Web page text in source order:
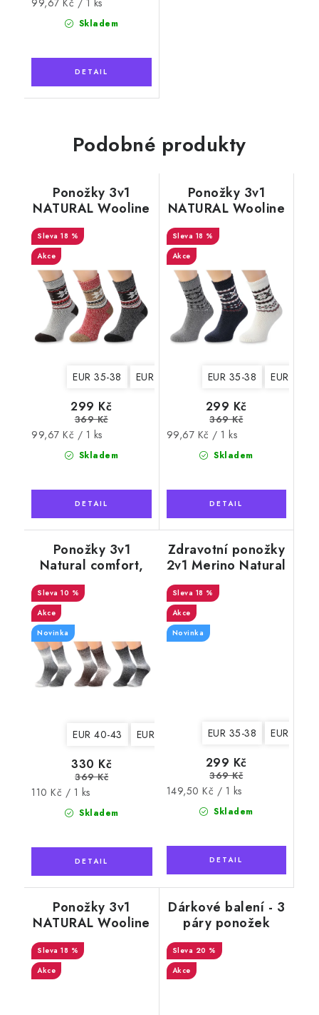
Skladem
99,67 Kč / 1 ks
Podobné produkty
Ponožky 3v1
NATURAL Wooline
Wool 8, dámské
18 %
Akce
EUR 35-38 EUR 39-42
Skladem
299 Kč
369 Kč
Měrná
99,67 Kč / 1 ks
Ponožky 3v1
NATURAL Wooline
Wool 10, dámské
18 %
Akce
EUR 35-38 EUR 39-
Skladem
299 Kč
369 Kč
Měrná
99,67 Kč / 1 ks
Ponožky 3v1
Natural comfort,
hebké, pánské 2
10 %
Akce
Novinka
EUR 40-43 EUR 44-47
Skladem
330 Kč
369 Kč
Měrná
110 Kč / 1 ks
Zdravotní ponožky
2v1 Merino Natural
Wool 7 dámské,
vzorované
18 %
Akce
Novinka
EUR 35-38 EUR 39-
Skladem
299 Kč
369 Kč
Měrná
149,50 Kč / 1 ks
Ponožky 3v1
NATURAL Wooline
Wool 5, dámské
18 %
Akce
Dárkové balení - 3
páry ponožek
Merino Natural
Wool 7 dámské
20 %
Akce